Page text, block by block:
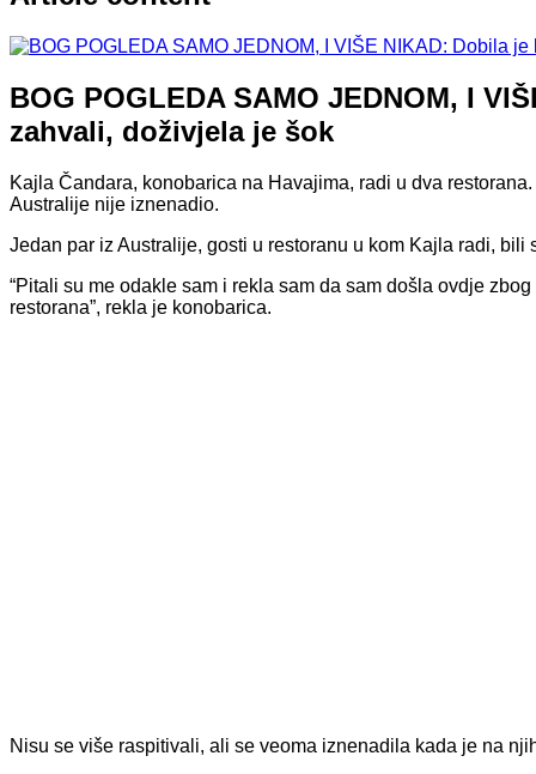
BOG POGLEDA SAMO JEDNOM, I
zahvali, doživjela je šok
Kajla Čandara, konobarica na Havajima, radi u dva
Australije nije iznenadio.
Jedan par iz Australije, gosti u restoranu u kom Kajla radi, bili
“Pitali su me odakle sam i rekla sam da sam došla ovdje
restorana”, rekla je konobarica.
Nisu se više raspitivali, ali se veoma iznenadila kada je na